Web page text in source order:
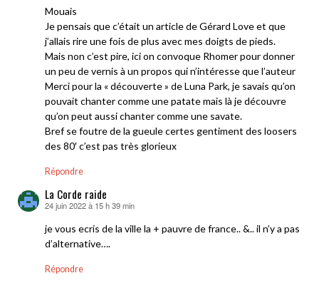
Mouais
Je pensais que c’était un article de Gérard Love et que
j’allais rire une fois de plus avec mes doigts de pieds.
Mais non c’est pire, ici on convoque Rhomer pour donner
un peu de vernis à un propos qui n’intéresse que l’auteur
Merci pour la « découverte » de Luna Park, je savais qu’on
pouvait chanter comme une patate mais là je découvre
qu’on peut aussi chanter comme une savate.
Bref se foutre de la gueule certes gentiment des loosers
des 80′ c’est pas très glorieux
Répondre
La Corde raide
dit :
24 juin 2022 à 15 h 39 min
je vous ecris de la ville la + pauvre de france.. &.. il n’y a pas
d’alternative….
Répondre